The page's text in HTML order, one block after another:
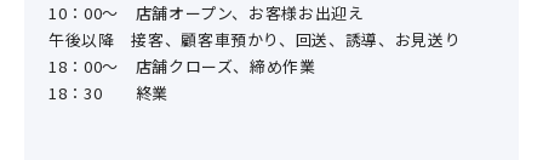
10：00～ 店舗オープン、お客様お出迎え
午後以降 接客、顧客車預かり、回送、誘導、お見送り
18：00～ 店舗クローズ、締め作業
18：30 終業